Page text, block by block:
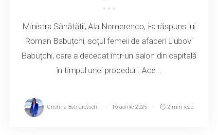
Ministra Sănătății, Ala Nemerenco, i-a răspuns lui
Roman Babuțchi, soțul femeii de afaceri Liubovi
Babuțchi, care a decedat într-un salon din capitală
în timpul unei proceduri. Ace...
Cristina Botnarevschi 16 aprilie 2025 2 min read